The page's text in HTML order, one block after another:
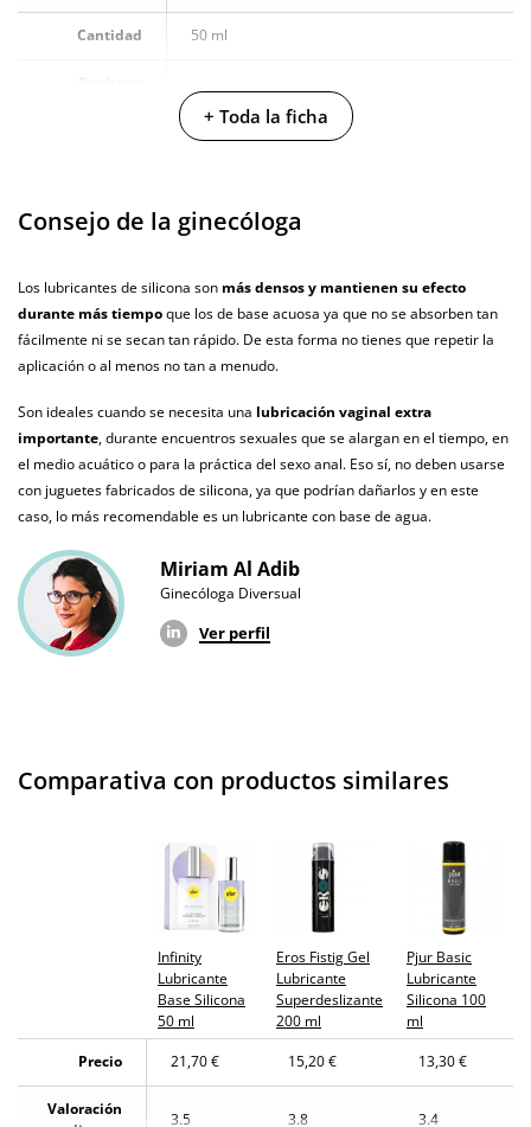
Cantidad 50 ml
Envío discreto Paquete discreto y sin distintivos
Producto
original
recibo?
+ Toda la ficha
Consejo de la ginecóloga
Los lubricantes de silicona son más densos y mantienen su efecto
durante más tiempoque los de base acuosa ya que no se absorben tan
fácilmente ni se secan tan rápido. De esta forma no tienes que repetir la
aplicación o al menos no tan a menudo.
Son ideales cuando se necesita una lubricación vaginal extra
importante, durante encuentros sexuales que se alargan en el tiempo, en
el medio acuático o para la práctica del sexo anal. Eso sí, no deben usarse
con juguetes fabricados de silicona, ya que podrían dañarlos y en este
caso, lo más recomendable es un lubricante con base de agua.
Miriam Al Adib
Ginecóloga Diversual
Ver perfil
Comparativa con productos similares
Infinity
Lubricante
Base Silicona
50 ml
Eros Fistig Gel
Lubricante
Superdeslizante
200 ml
Pjur Basic
Lubricante
Silicona 100
ml
Precio
21,70 € 15,20 € 13,30 €
Valoración
3.5 3.8 3.4